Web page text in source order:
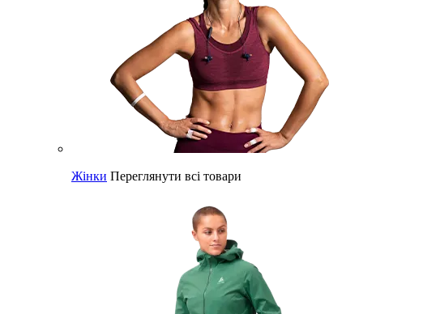
Жінки Переглянути всі товари